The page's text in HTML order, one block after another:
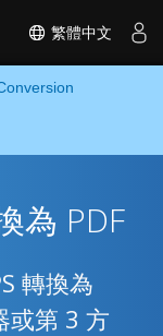
繁體中文
為 PDF
轉換為
或第 3 方